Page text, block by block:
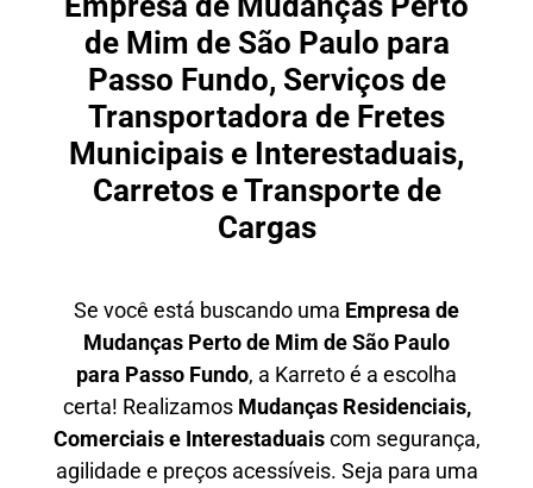
de Mim de São Paulo para
Passo Fundo, Serviços de
Transportadora de Fretes
Municipais e Interestaduais,
Carretos e Transporte de
Cargas
Se você está buscando uma Empresa de
Mudanças Perto de Mim de São Paulo
para Passo Fundo, a Karreto é a escolha
certa! Realizamos Mudanças Residenciais,
Comerciais e Interestaduaiscom segurança,
agilidade e preços acessíveis. Seja para uma